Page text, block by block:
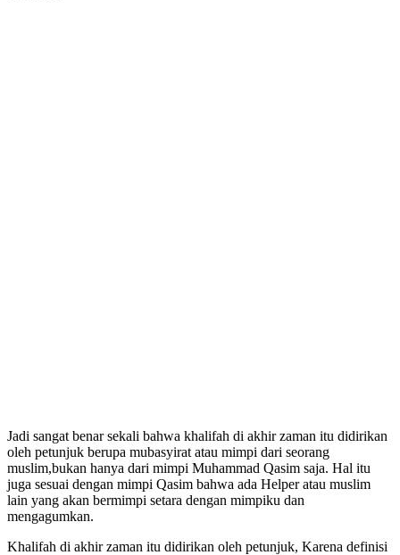
Jadi sangat benar sekali bahwa khalifah di akhir zaman itu didirikan
oleh petunjuk berupa mubasyirat atau mimpi dari seorang
muslim,bukan hanya dari mimpi Muhammad Qasim saja. Hal itu
juga sesuai dengan mimpi Qasim bahwa ada Helper atau muslim
lain yang akan bermimpi setara dengan mimpiku dan
mengagumkan.
Khalifah di akhir zaman itu didirikan oleh petunjuk, Karena definisi